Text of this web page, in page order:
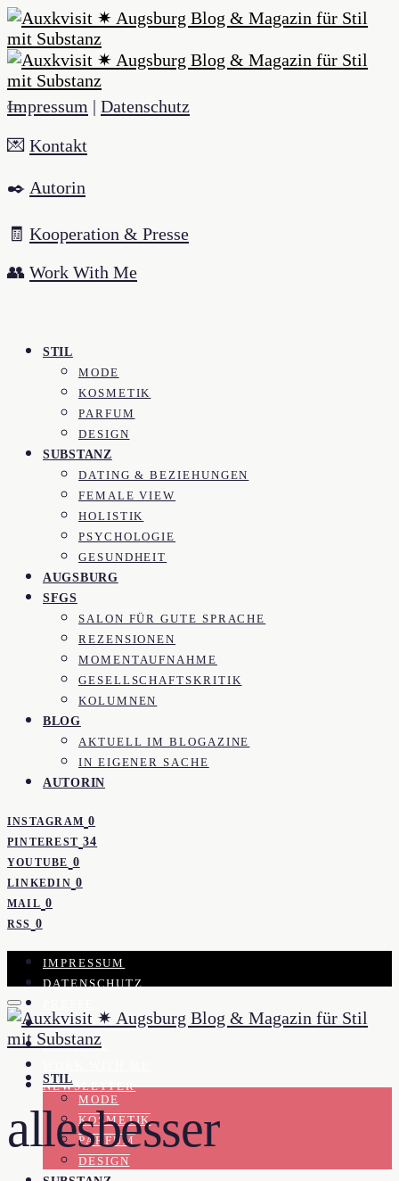
Impressum | Datenschutz
💌 Kontakt
✒️ Autorin
🧾 Kooperation & Presse
👥 Work With Me
STIL
MODE
KOSMETIK
PARFUM
DESIGN
SUBSTANZ
DATING & BEZIEHUNGEN
FEMALE VIEW
HOLISTIK
PSYCHOLOGIE
GESUNDHEIT
AUGSBURG
SFGS
SALON FÜR GUTE SPRACHE
REZENSIONEN
MOMENTAUFNAHME
GESELLSCHAFTSKRITIK
KOLUMNEN
BLOG
AKTUELL IM BLOGAZINE
IN EIGENER SACHE
AUTORIN
INSTAGRAM 0
PINTEREST 34
YOUTUBE 0
LINKEDIN 0
MAIL 0
RSS 0
IMPRESSUM
DATENSCHUTZ
KOOPERATION
KONTAKT
NEWSLETTER
STIL
MODE
KOSMETIK
PARFUM
DESIGN
allesbesser